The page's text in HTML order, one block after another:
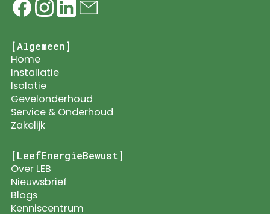
[Algemeen]
Home
Installatie
Isolatie
Gevelonderhoud
Service & Onderhoud
Zakelijk
[LeefEnergieBewust]
Over LEB
Nieuwsbrief
Blogs
Kenniscentrum